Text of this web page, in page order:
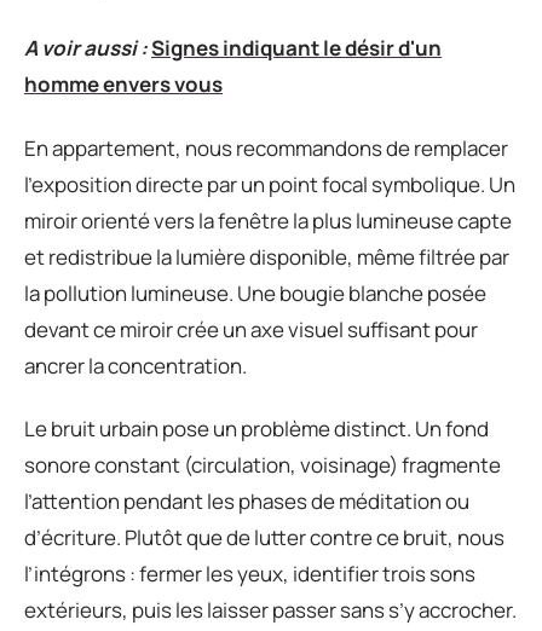
A voir aussi :Signes indiquant le désir d'un
homme envers vous
En appartement, nous recommandons de remplacer
l’exposition directe par un point focal symbolique. Un
miroir orienté vers la fenêtre la plus lumineuse capte
et redistribue la lumière disponible, même filtrée par
la pollution lumineuse. Une bougie blanche posée
devant ce miroir crée un axe visuel suffisant pour
ancrer la concentration.
Le bruit urbain pose un problème distinct. Un fond
sonore constant (circulation, voisinage) fragmente
l’attention pendant les phases de méditation ou
d’écriture. Plutôt que de lutter contre ce bruit, nous
l’intégrons : fermer les yeux, identifier trois sons
extérieurs, puis les laisser passer sans s’y accrocher.